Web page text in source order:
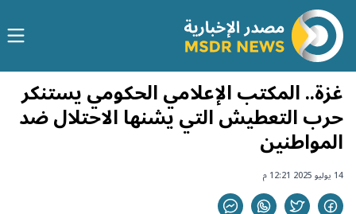
غزة.. المكتب الإعلامي الحكومي يستنكر
حرب التعطيش التي يشنها الاحتلال ضد
المواطنين
14 يوليو 2025 12:21 م